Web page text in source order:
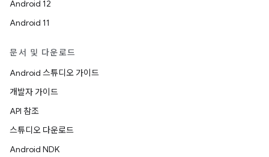
Android 12
Android 11
문서 및 다운로드
Android 스튜디오 가이드
개발자 가이드
API 참조
스튜디오 다운로드
Android NDK